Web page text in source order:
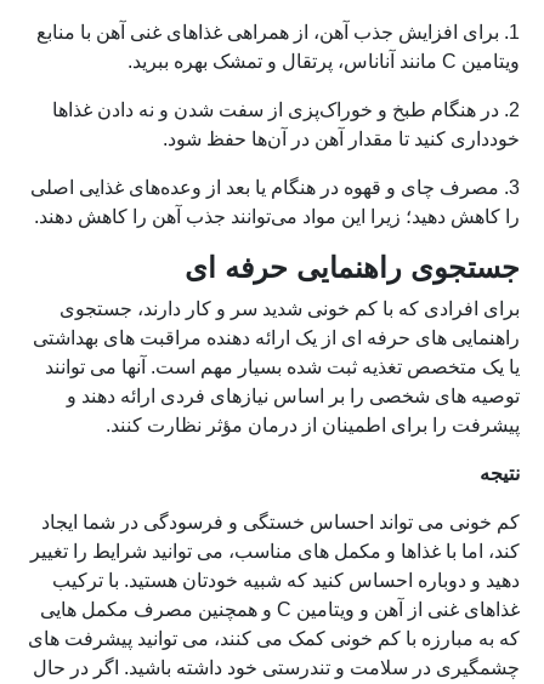
1. برای افزایش جذب آهن، از همراهی غذاهای غنی آهن با منابع
ویتامین C مانند آناناس، پرتقال و تمشک بهره ببرید.
2. در هنگام طبخ و خوراک‌پزی از سفت شدن و نه دادن غذاها
خودداری کنید تا مقدار آهن در آن‌ها حفظ شود.
3. مصرف چای و قهوه در هنگام یا بعد از وعده‌های غذایی اصلی
را کاهش دهید؛ زیرا این مواد می‌توانند جذب آهن را کاهش دهند.
جستجوی راهنمایی حرفه ای
برای افرادی که با کم خونی شدید سر و کار دارند، جستجوی
راهنمایی های حرفه ای از یک ارائه دهنده مراقبت های بهداشتی
یا یک متخصص تغذیه ثبت شده بسیار مهم است. آنها می توانند
توصیه های شخصی را بر اساس نیازهای فردی ارائه دهند و
پیشرفت را برای اطمینان از درمان مؤثر نظارت کنند.
نتیجه
کم خونی می تواند احساس خستگی و فرسودگی در شما ایجاد
کند، اما با غذاها و مکمل های مناسب، می توانید شرایط را تغییر
دهید و دوباره احساس کنید که شبیه خودتان هستید. با ترکیب
غذاهای غنی از آهن و ویتامین C و همچنین مصرف مکمل هایی
که به مبارزه با کم خونی کمک می کنند، می توانید پیشرفت های
چشمگیری در سلامت و تندرستی خود داشته باشید. اگر در حال